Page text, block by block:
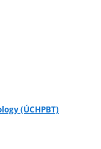
(ÚCHPBT)